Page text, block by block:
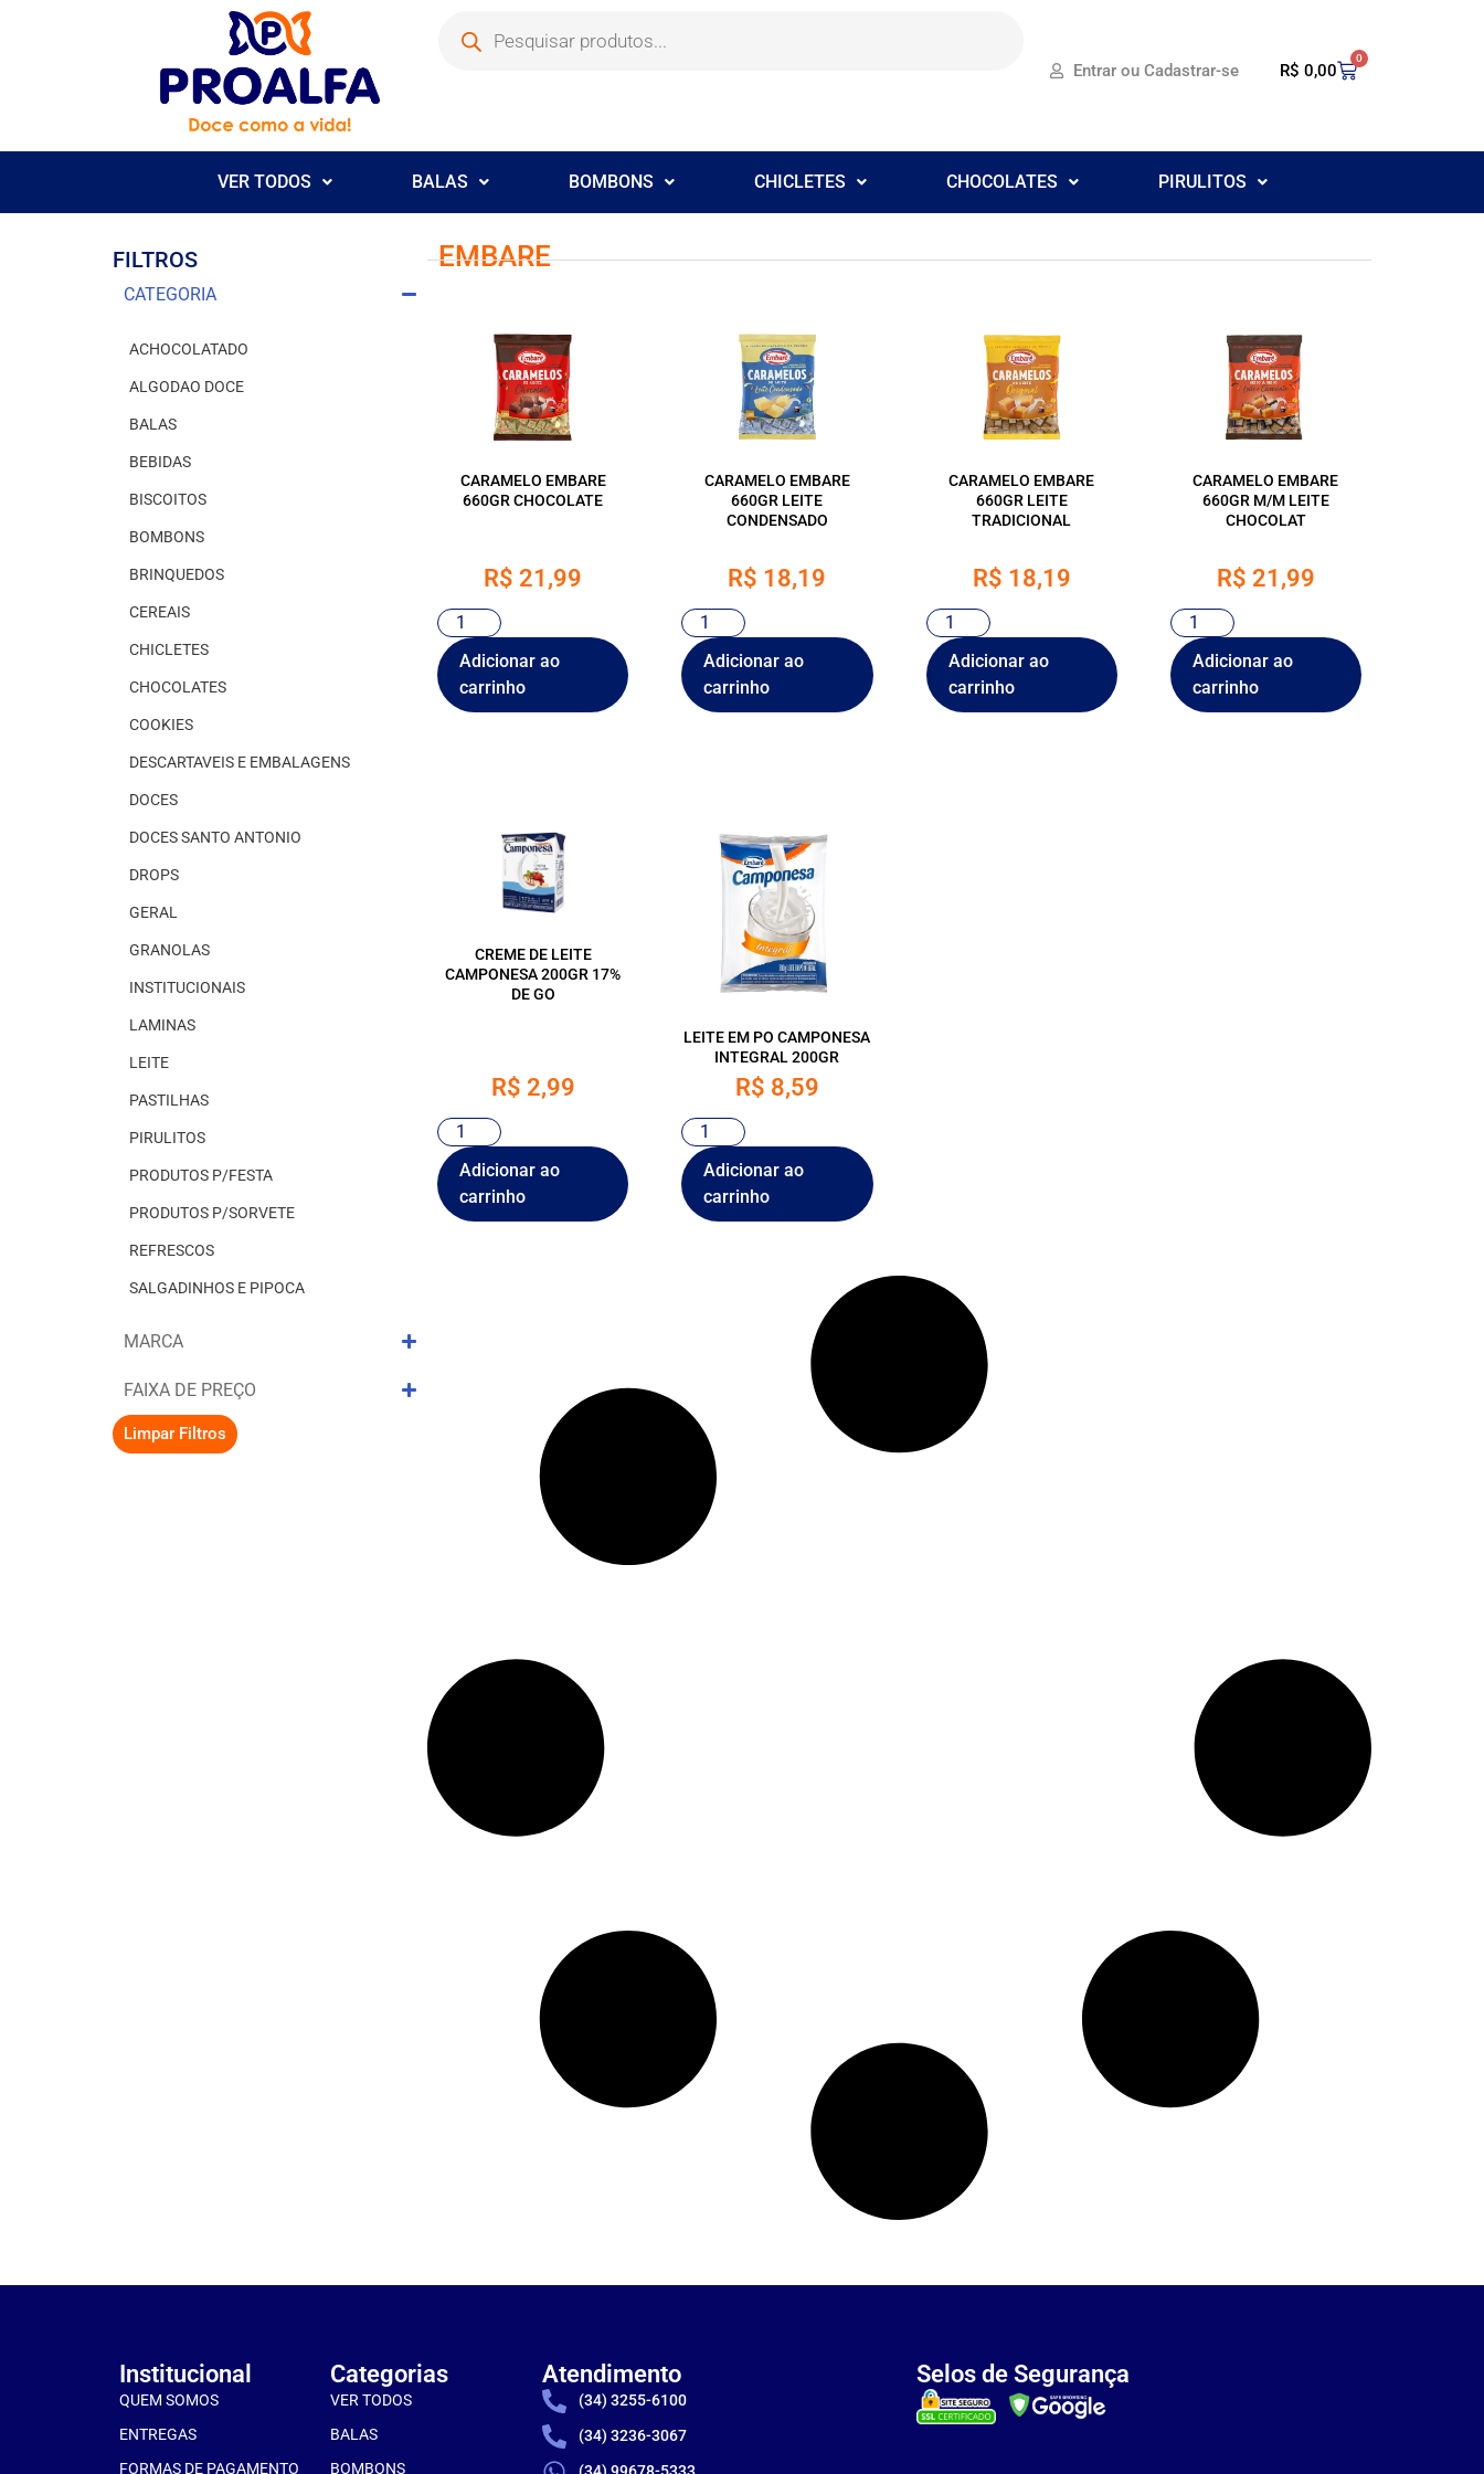
Entrar ou Cadastrar-se R$ 0,00
0
VER TODOS BALAS BOMBONS CHICLETES CHOCOLATES PIRULITOS
FILTROS
CATEGORIA
ACHOCOLATADO
ALGODAO DOCE
BALAS
BEBIDAS
BISCOITOS
BOMBONS
BRINQUEDOS
CEREAIS
CHICLETES
CHOCOLATES
COOKIES
DESCARTAVEIS E EMBALAGENS
DOCES
DOCES SANTO ANTONIO
DROPS
GERAL
GRANOLAS
INSTITUCIONAIS
LAMINAS
LEITE
PASTILHAS
PIRULITOS
PRODUTOS P/FESTA
PRODUTOS P/SORVETE
REFRESCOS
SALGADINHOS E PIPOCA
MARCA
FAIXA DE PREÇO
Limpar Filtros
EMBARE
CARAMELO EMBARE
660GR CHOCOLATE
R$ 21,99
Adicionar ao
carrinho
CARAMELO EMBARE
660GR LEITE
CONDENSADO
R$ 18,19
Adicionar ao
carrinho
CARAMELO EMBARE
660GR LEITE
TRADICIONAL
R$ 18,19
Adicionar ao
carrinho
CARAMELO EMBARE
660GR M/M LEITE
CHOCOLAT
R$ 21,99
Adicionar ao
carrinho
CREME DE LEITE
CAMPONESA 200GR 17%
DE GO
R$ 2,99
Adicionar ao
carrinho
LEITE EM PO CAMPONESA
INTEGRAL 200GR
R$ 8,59
Adicionar ao
carrinho
Institucional
QUEM SOMOS
ENTREGAS
FORMAS DE PAGAMENTO
Categorias
VER TODOS
BALAS
BOMBONS
Atendimento
(34) 3255-6100
(34) 3236-3067
Selos de Segurança